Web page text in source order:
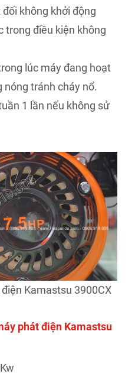
không khởi động
trong điều kiện không
lúc máy đang hoạt
nóng tránh cháy nổ.
1 lần nếu không sử
Kamastsu 3900CX
phát điện Kamastsu